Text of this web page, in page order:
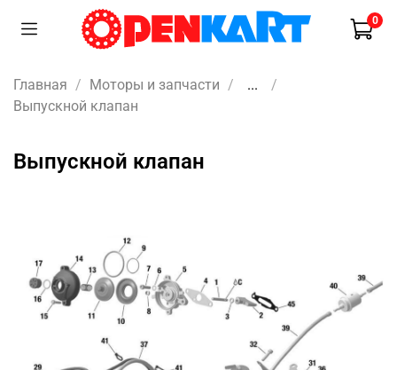
0
Главная Моторы и запчасти
...
Выпускной клапан
Выпускной клапан